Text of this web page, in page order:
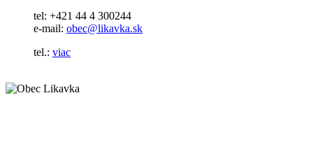
tel: +421 44 4 300244
e-mail: obec@likavka.sk
tel.: viac